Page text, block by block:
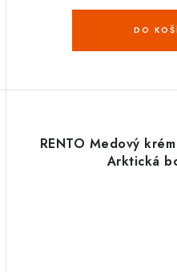
DO
RENTO Medový
Arktická